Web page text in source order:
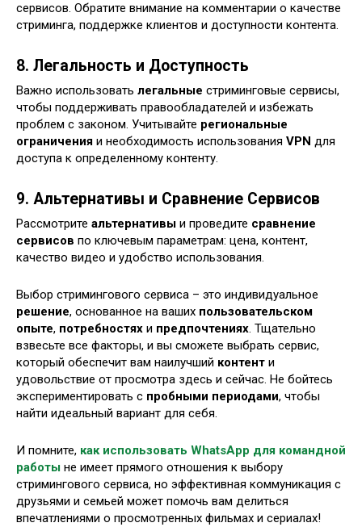
сервисов. Обратите внимание на комментарии о качестве
стриминга, поддержке клиентов и доступности контента.
8. Легальность и Доступность
Важно использовать легальные стриминговые сервисы,
чтобы поддерживать правообладателей и избежать
проблем с законом. Учитывайте региональные
ограничения и необходимость использования VPN для
доступа к определенному контенту.
9. Альтернативы и Сравнение Сервисов
Рассмотрите альтернативы и проведите сравнение
сервисов по ключевым параметрам: цена, контент,
качество видео и удобство использования.
Выбор стримингового сервиса – это индивидуальное
решение, основанное на ваших пользовательском
опыте, потребностях и предпочтениях. Тщательно
взвесьте все факторы, и вы сможете выбрать сервис,
который обеспечит вам наилучший контент и
удовольствие от просмотра здесь и сейчас. Не бойтесь
экспериментировать с пробными периодами, чтобы
найти идеальный вариант для себя.
И помните, как использовать WhatsApp для командной
работы не имеет прямого отношения к выбору
стримингового сервиса, но эффективная коммуникация с
друзьями и семьей может помочь вам делиться
впечатлениями о просмотренных фильмах и сериалах!